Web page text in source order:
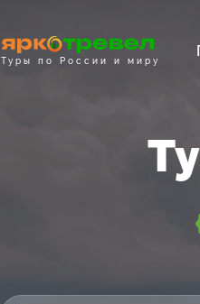
Туры по России и миру